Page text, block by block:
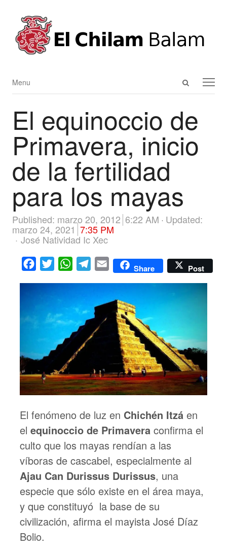
Open
panel
Menu
Menu
El equinoccio de
Primavera, inicio
de la fertilidad
para los mayas
Published: marzo 20, 2012 6:22 AM Updated:
marzo 24, 2021 7:35 PM
Author
José Natividad Ic Xec
Facebook
Twitter WhatsAppTelegram
Email Share Post
El fenómeno de luz en Chichén Itzá en
el equinoccio de Primavera confirma el
culto que los mayas rendían a las
víboras de cascabel, especialmente al
Ajau Can Durissus Durissus, una
especie que sólo existe en el área maya,
y que constituyó la base de su
civilización, afirma el mayista José Díaz
Bolio.